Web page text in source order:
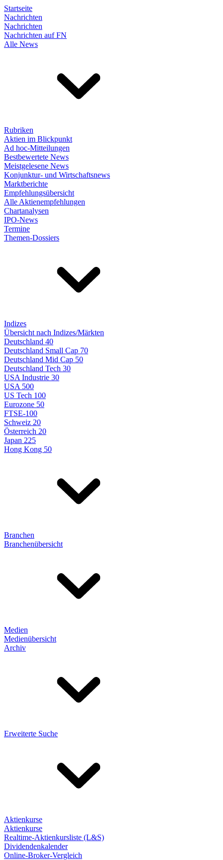
Startseite
Nachrichten
Nachrichten
Nachrichten auf FN
Alle News
Rubriken
Aktien im Blickpunkt
Ad hoc-Mitteilungen
Bestbewertete News
Meistgelesene News
Konjunktur- und Wirtschaftsnews
Marktberichte
Empfehlungsübersicht
Alle Aktienempfehlungen
Chartanalysen
IPO-News
Termine
Themen-Dossiers
Indizes
Übersicht nach Indizes/Märkten
Deutschland 40
Deutschland Small Cap 70
Deutschland Mid Cap 50
Deutschland Tech 30
USA Industrie 30
USA 500
US Tech 100
Eurozone 50
FTSE-100
Schweiz 20
Österreich 20
Japan 225
Hong Kong 50
Branchen
Branchenübersicht
Medien
Medienübersicht
Archiv
Erweiterte Suche
Aktienkurse
Aktienkurse
Realtime-Aktienkursliste (L&S)
Dividendenkalender
Online-Broker-Vergleich